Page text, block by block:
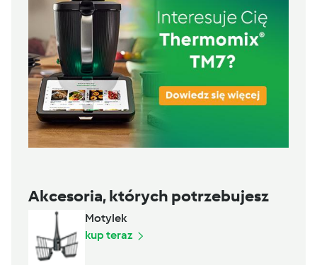
Akcesoria, których potrzebujesz
Motylek
kup teraz